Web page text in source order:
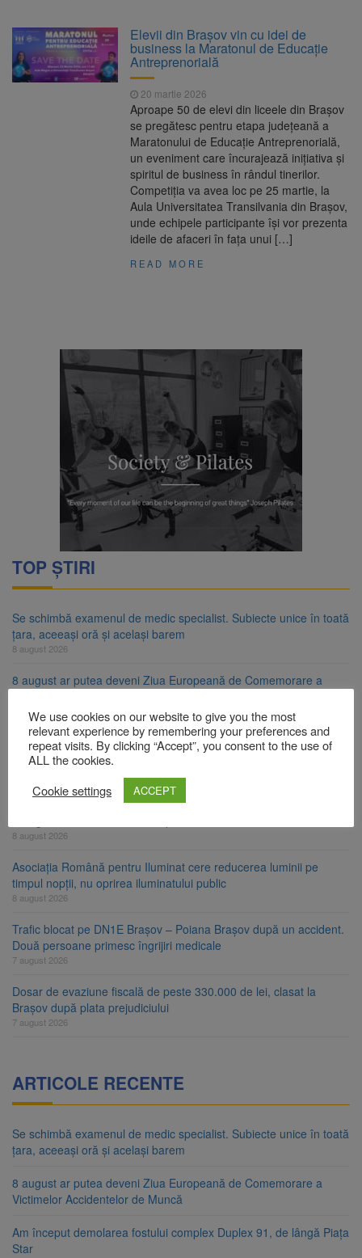
Iluminat cere reducerea luminii pe timpul
nopții, nu oprirea iluminatului public
7 august 2026
Trafic blocat pe DN1E Brașov
– Poiana Brașov după un accident. Două
persoane primesc îngrijiri medicale
Se schimbă examenul de
medic specialist. Subiecte unice în toată țara,
aceeași oră și același barem
Elevii din Brașov vin cu idei de
business la Maratonul de Educație
Antreprenorială
20 martie 2026
Aproape 50 de elevi din liceele din Brașov
se pregătesc pentru etapa județeană a
Maratonului de Educație Antreprenorială,
un eveniment care încurajează inițiativa și
spiritul de business în rândul tinerilor.
Competiția va avea loc pe 25 martie, la
Aula Universitatea Transilvania din Brașov,
unde echipele participante își vor prezenta
ideile de afaceri în fața unui […]
READ MORE
TOP ȘTIRI
Se schimbă examenul de medic specialist. Subiecte unice în toată
țara, aceeași oră și același barem
8 august 2026
8 august ar putea deveni Ziua Europeană de Comemorare a
8 august 2026
Am început demolarea fostului complex Duplex 91, de lângă Piața
Star
Ungaria renunță la apelul pentru reducerea consumului de
8 august 2026
Asociația Română pentru Iluminat cere reducerea luminii pe
timpul nopții, nu oprirea iluminatului public
8 august 2026
Trafic blocat pe DN1E Brașov – Poiana Brașov după un accident.
Două persoane primesc îngrijiri medicale
7 august 2026
Dosar de evaziune fiscală de peste 330.000 de lei, clasat la
Brașov după plata prejudiciului
7 august 2026
ARTICOLE RECENTE
Se schimbă examenul de medic specialist. Subiecte unice în toată
țara, aceeași oră și același barem
8 august ar putea deveni Ziua Europeană de Comemorare a
Victimelor Accidentelor de Muncă
Am început demolarea fostului complex Duplex 91, de lângă Piața
Star
We use cookies on our website to give you the most
relevant experience by remembering your preferences and
repeat visits. By clicking “Accept”, you consent to the use of
ALL the cookies.
Cookie settings
ACCEPT